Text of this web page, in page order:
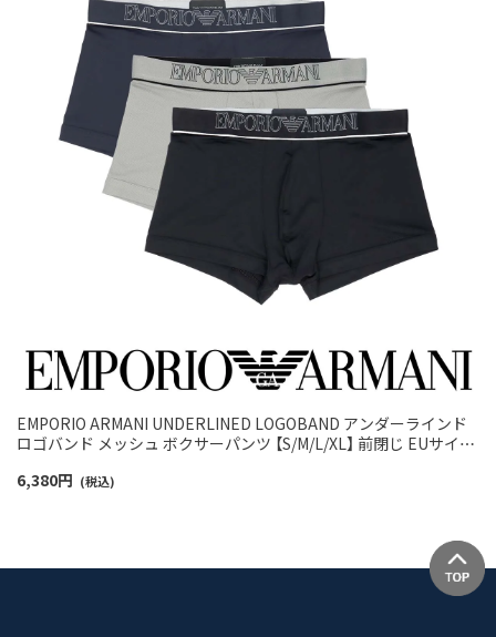
EMPORIO ARMANI UNDERLINED LOGOBAND アンダーラインド
ロゴバンド メッシュ ボクサーパンツ 【S/M/L/XL】 前閉じ EUサイズ
6,380円 (税込)